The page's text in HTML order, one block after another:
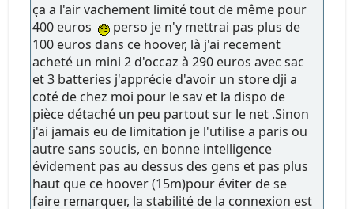
ça a l'air vachement limité tout de même pour
400 euros
perso je n'y mettrai pas plus de
100 euros dans ce hoover, là j'ai recement
acheté un mini 2 d'occaz à 290 euros avec sac
et 3 batteries j'apprécie d'avoir un store dji a
coté de chez moi pour le sav et la dispo de
pièce détaché un peu partout sur le net .Sinon
j'ai jamais eu de limitation je l'utilise a paris ou
autre sans soucis, en bonne intelligence
évidement pas au dessus des gens et pas plus
haut que ce hoover (15m)pour éviter de se
faire remarquer, la stabilité de la connexion est